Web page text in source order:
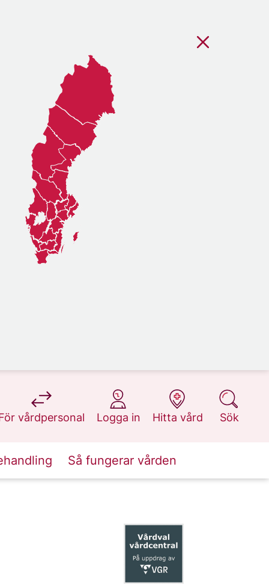
vårdpersonal
på 1177.se
Logga in
på 1177.se
Hitta vård
på 1177.se
Sök
på 1177.se
Så fungerar vården